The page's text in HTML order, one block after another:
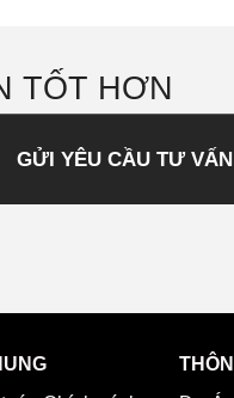
TỐT HƠN
GỬI YÊU CẦU TƯ VẤN